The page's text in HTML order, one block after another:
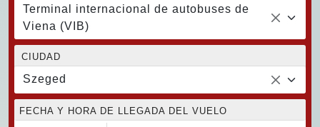
Terminal internacional de autobuses de
Viena (VIB)
CIUDAD
Szeged
FECHA Y HORA DE LLEGADA DEL VUELO